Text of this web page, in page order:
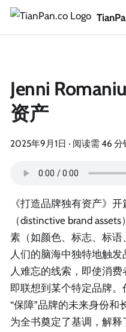
Jenni
资产
2025年9月1日 · 阅读需 46 分
《打造品牌独有资产》开
（distinctive brand
素（如颜色、标志、标
人们的脑海中独特地触
人难忘的线索，即使消
即联想到某个特定品牌
“保障”品牌的未来身份
为全书奠定了基调，解